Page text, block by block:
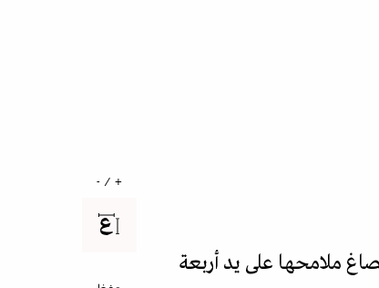
ملامحها على يد أربعة
+ / -